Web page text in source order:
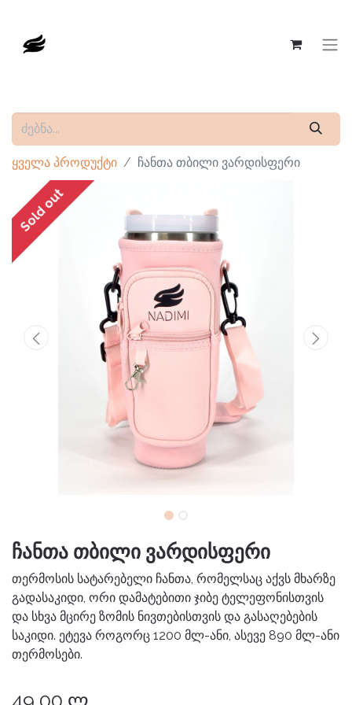
ყველა პროდუქტი ჩანთა თბილი ვარდისფერი
Sold out
ჩანთა თბილი ვარდისფერი
თერმოსის სატარებელი ჩანთა, რომელსაც აქვს მხარზე
გადასაკიდი, ორი დამატებითი ჯიბე ტელეფონისთვის
და სხვა მცირე ზომის ნივთებისთვის და გასაღებების
საკიდი. ეტევა როგორც 1200 მლ-ანი, ასევე 890 მლ-ანი
თერმოსები.
49,00 ლ